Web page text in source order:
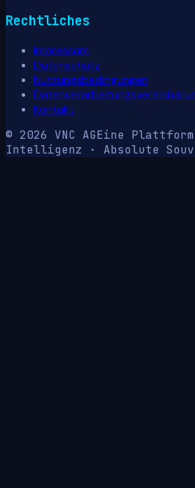
Rechtliches
Impressum
Datenschutz
Nutzungsbedingungen
Kontakt
© 2026 VNC AGEine
Intelligenz · Absolute